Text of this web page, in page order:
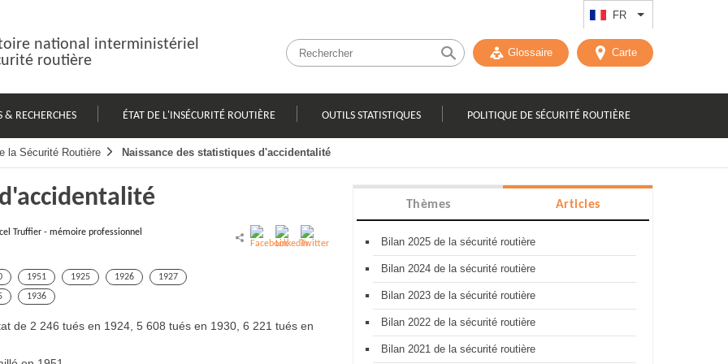
FR Lister les actions
national interministériel
routière
Glossaire Carte
& RECHERCHES ÉTAT DE L'INSÉCURITÉ ROUTIÈRE OUTILS STATISTIQUES POLITIQUE DE SÉCURITÉ ROUTIÈRE
la Sécurité Routière Naissance des statistiques d'accidentalité
Truffier - mémoire professionnel
1951 1925 1926
1927
1936
de 2 246 tués en 1924, 5 608 tués en 1930, 6 221 tués en
Thèmes Articles
Bilan 2025 de la sécurité routière
Bilan 2024 de la sécurité routière
Bilan 2023 de la sécurité routière
Bilan 2022 de la sécurité routière
Bilan 2021 de la sécurité routière